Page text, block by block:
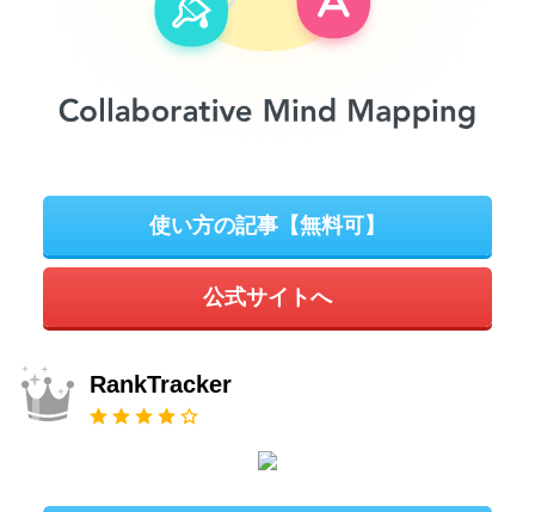
使い方の記事【無料可】
公式サイトへ
RankTracker